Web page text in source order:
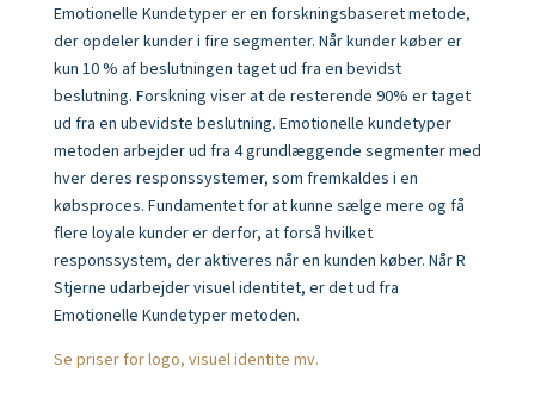
Emotionelle Kundetyper er en forskningsbaseret metode,
der opdeler kunder i fire segmenter. Når kunder køber er
kun 10 % af beslutningen taget ud fra en bevidst
beslutning. Forskning viser at de resterende 90% er taget
ud fra en ubevidste beslutning. Emotionelle kundetyper
metoden arbejder ud fra 4 grundlæggende segmenter med
hver deres responssystemer, som fremkaldes i en
købsproces. Fundamentet for at kunne sælge mere og få
flere loyale kunder er derfor, at forså hvilket
responssystem, der aktiveres når en kunden køber. Når R
Stjerne udarbejder visuel identitet, er det ud fra
Emotionelle Kundetyper metoden.
Se priser for logo, visuel identite mv.